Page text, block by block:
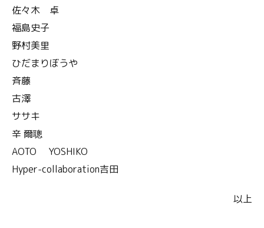
佐々木 卓
福島史子
野村美里
ひだまりぼうや
斉藤
古澤
ササキ
辛 爾聰
AOTO YOSHIKO
Hyper-collaboration吉田
以上